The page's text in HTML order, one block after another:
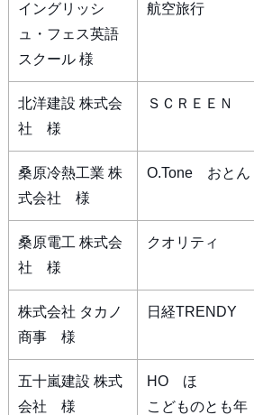
イングリッシ
ュ・フェス英語
スクール 様
航空旅行
北洋建設 株式会
社 様
ＳＣＲＥＥＮ
桑原冷熱工業 株
式会社 様
O.Tone おとん
桑原電工 株式会
社 様
クオリティ
株式会社 タカノ
商事 様
日経TRENDY
五十嵐建設 株式
会社 様
HO ほ
こどものとも年